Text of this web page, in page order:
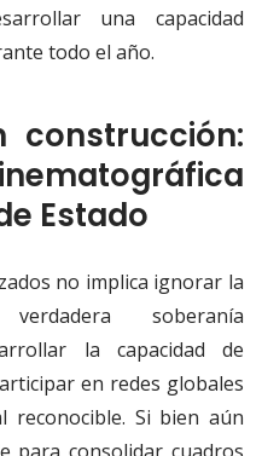
una capacidad
todo el año.
construcción:
Estado
no implica ignorar la
soberanía
la capacidad de
en redes globales
reconocible. Si bien aún